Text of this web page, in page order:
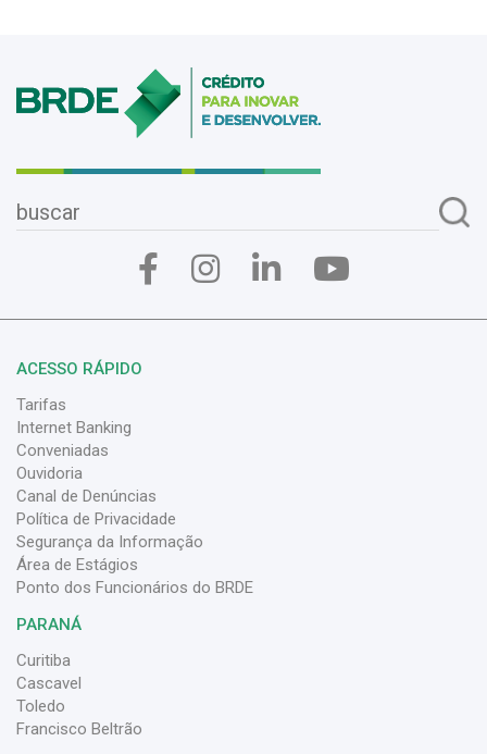
ACESSO RÁPIDO
Tarifas
Internet Banking
Conveniadas
Ouvidoria
Canal de Denúncias
Política de Privacidade
Segurança da Informação
Área de Estágios
Ponto dos Funcionários do BRDE
PARANÁ
Curitiba
Cascavel
Toledo
Francisco Beltrão